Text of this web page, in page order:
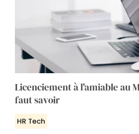
Licenciement à l'amiable au
faut savoir
HR Tech